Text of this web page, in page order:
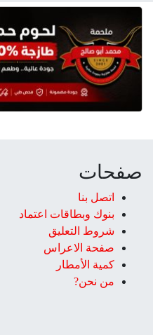
صفحات
اتصل بنا
بنوك وبطاقات اعتماد
شروط التعليق‎
صفحة الاعراس
كمية الأمطار
من نحن?